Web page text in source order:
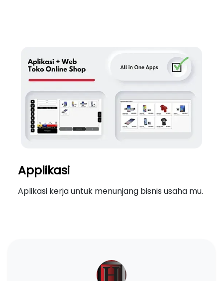
Applikasi
Aplikasi kerja untuk menunjang bisnis usaha mu.